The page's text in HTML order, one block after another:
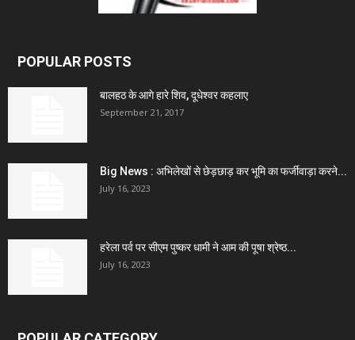
POPULAR POSTS
बालहठ के आगे हारे शिव, दूधेश्वर कहलाए
September 21, 2017
Big News : अभिलेखों से छेड़छाड़ कर भूमि का फर्जीवाड़ा करने...
July 16, 2023
हरेला पर्व पर सीएम पुष्कर धामी ने आम की पूषा श्रेष्ठ...
July 16, 2023